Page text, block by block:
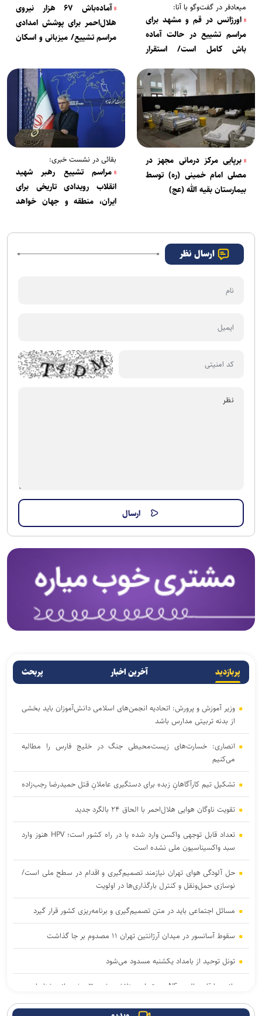
میعادفر در گفت‌وگو با آنا:
اورژانس در قم و مشهد برای
مراسم تشییع در حالت آماده
باش کامل است/ استقرار
هوایی
آماده‌باش ۶۷ هزار نیروی
هلال‌احمر برای پوشش امدادی
مراسم تشییع/ میزبانی و اسکان
برپایی مرکز درمانی مجهز در
مصلی امام خمینی (ره) توسط
بیمارستان بقیه الله (عج)
بقائی در نشست خبری:
مراسم تشییع رهبر شهید
انقلاب رویدادی تاریخی برای
ایران، منطقه و جهان خواهد
ملی فوتبال ایران مغایر اصول
ارسال نظر
پربازدید آخرین اخبار پربحث
وزیر آموزش و پرورش: اتحادیه انجمن‌های اسلامی دانش‌آموزان باید بخشی
از بدنه تربیتی مدارس باشد
انصاری: خسارت‌های زیست‌محیطی جنگ در خلیج فارس را مطالبه‌
می‌کنیم
تشکیل تیم کارآگاهانِ زبده برای دستگیری عاملانِ قتل حمیدرضا رجب‌زاده
تقویت ناوگان هوایی هلال‌احمر با الحاق ۲۴ بالگرد جدید
تعداد قابل توجهی واکسن وارد شده یا در راه کشور است؛ HPV هنوز وارد
سبد واکسیناسیون ملی نشده است
حل آلودگی هوای تهران نیازمند تصمیم‌گیری و اقدام در سطح ملی است/
نوسازی حمل‌ونقل و کنترل بارگذاری‌ها در اولویت
مسائل اجتماعی باید در متن تصمیم‌گیری و برنامه‌ریزی کشور قرار گیرد
سقوط آسانسور در میدان آرژانتین تهران ۱۱ مصدوم بر جا گذاشت
تونل توحید از بامداد یکشنبه مسدود می‌شود
باند سارقان پالس NS در تهران متلاشی شد؛ ۳ عضو باند شناسایی و